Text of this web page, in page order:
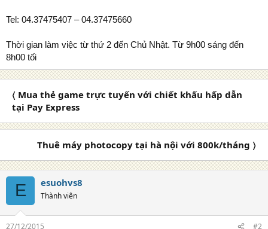
Tel: 04.37475407 – 04.37475660
Thời gian làm việc từ thứ 2 đến Chủ Nhật. Từ 9h00 sáng đến
8h00 tối
〈 Mua thẻ game trực tuyến với chiết khấu hấp dẫn
tại Pay Express
Thuê máy photocopy tại hà nội với 800k/tháng 〉
E esuohvs8
Thành viên
27/12/2015 #2